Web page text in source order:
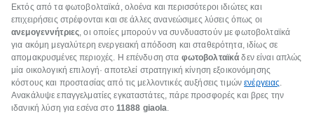
Εκτός από τα φωτοβολταϊκά, ολοένα και περισσότεροι ιδιώτες και
επιχειρήσεις στρέφονται και σε άλλες ανανεώσιμες λύσεις όπως οι
ανεμογεννήτριες, οι οποίες μπορούν να συνδυαστούν με φωτοβολταϊκά
για ακόμη μεγαλύτερη ενεργειακή απόδοση και σταθερότητα, ιδίως σε
απομακρυσμένες περιοχές. Η επένδυση στα φωτοβολταϊκά δεν είναι απλώς
μία οικολογική επιλογή· αποτελεί στρατηγική κίνηση εξοικονόμησης
κόστους και προστασίας από τις μελλοντικές αυξήσεις τιμώνενέργειας.
Ανακάλυψε επαγγελματίες εγκαταστάτες, πάρε προσφορές και βρες την
ιδανική λύση για εσένα στο 11888 giaola.